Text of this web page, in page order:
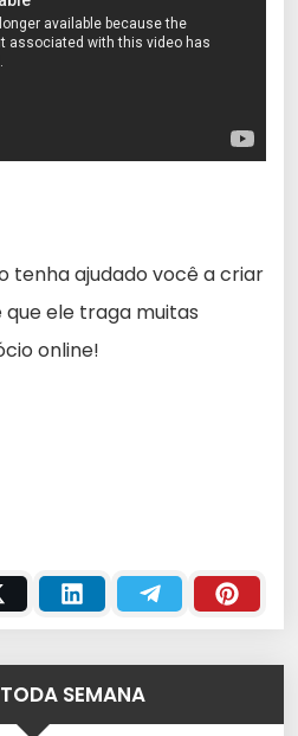
tenha ajudado você a criar
que ele traga muitas
online!
SEMANA